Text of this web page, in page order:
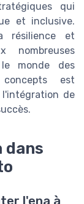
qui
et inclusive.
résilience et
monde des
concepts est
l'intégration de
dans
l'ena à